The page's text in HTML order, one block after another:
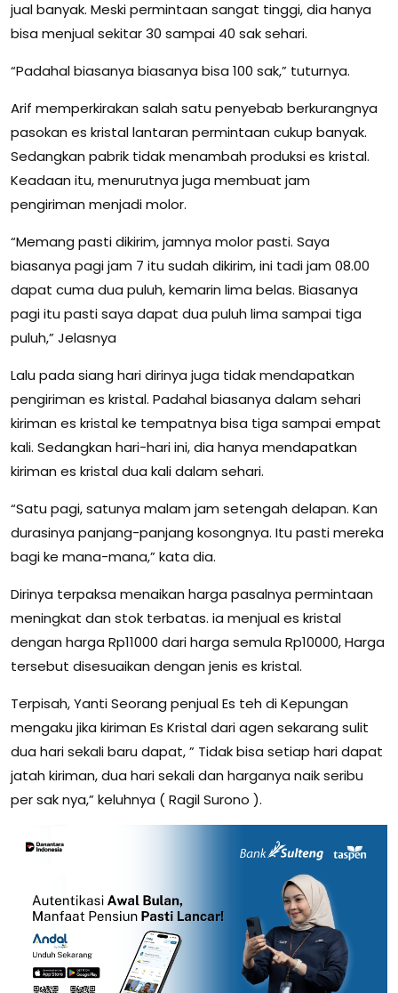
jual banyak. Meski permintaan sangat tinggi, dia hanya
bisa menjual sekitar 30 sampai 40 sak sehari.
“Padahal biasanya biasanya bisa 100 sak,” tuturnya.
Arif memperkirakan salah satu penyebab berkurangnya
pasokan es kristal lantaran permintaan cukup banyak.
Sedangkan pabrik tidak menambah produksi es kristal.
Keadaan itu, menurutnya juga membuat jam
pengiriman menjadi molor.
“Memang pasti dikirim, jamnya molor pasti. Saya
biasanya pagi jam 7 itu sudah dikirim, ini tadi jam 08.00
dapat cuma dua puluh, kemarin lima belas. Biasanya
pagi itu pasti saya dapat dua puluh lima sampai tiga
puluh,” Jelasnya
Lalu pada siang hari dirinya juga tidak mendapatkan
pengiriman es kristal. Padahal biasanya dalam sehari
kiriman es kristal ke tempatnya bisa tiga sampai empat
kali. Sedangkan hari-hari ini, dia hanya mendapatkan
kiriman es kristal dua kali dalam sehari.
“Satu pagi, satunya malam jam setengah delapan. Kan
durasinya panjang-panjang kosongnya. Itu pasti mereka
bagi ke mana-mana,” kata dia.
Dirinya terpaksa menaikan harga pasalnya permintaan
meningkat dan stok terbatas. ia menjual es kristal
dengan harga Rp11000 dari harga semula Rp10000, Harga
tersebut disesuaikan dengan jenis es kristal.
Terpisah, Yanti Seorang penjual Es teh di Kepungan
mengaku jika kiriman Es Kristal dari agen sekarang sulit
dua hari sekali baru dapat, ” Tidak bisa setiap hari dapat
jatah kiriman, dua hari sekali dan harganya naik seribu
per sak nya,” keluhnya ( Ragil Surono ).